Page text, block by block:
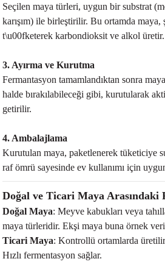
Seçilen maya türleri, uygun bir substrat
karışım) ile birleştirilir. Bu ortamda maya,
t\u00fketerek karbondioksit ve alkol üretir.
3. Ayırma ve Kurutma
Fermantasyon tamamlandıktan sonra
halde bırakılabileceği gibi, kurutularak
getirilir.
4. Ambalajlama
Kurutulan maya, paketlenerek tüketiciye
raf ömrü sayesinde ev kullanımı için
Doğal ve Ticari Maya Arasındaki
Doğal Maya: Meyve kabukları veya
maya türleridir. Ekşi maya buna örnek
Ticari Maya: Kontrollü ortamlarda
Hızlı fermentasyon sağlar.